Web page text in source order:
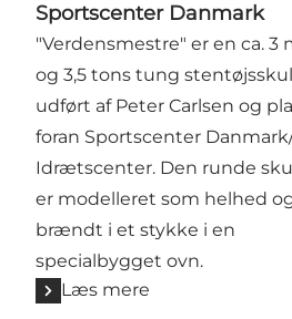
Sportscenter Danmark
"Verdensmestre" er en ca. 3
og 3,5 tons tung
udført af Peter Carlsen og
foran Sportscenter
Idrætscenter. Den runde
er modelleret som helhed
brændt i et stykke i en
specialbygget ovn.
Læs mere